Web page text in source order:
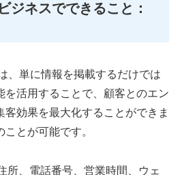
ジネスでできること：
、単に情報を掲載するだけでは
を活用することで、顧客とのエン
効果を最大化することができま
とが可能です。
所、電話番号、営業時間、ウェ